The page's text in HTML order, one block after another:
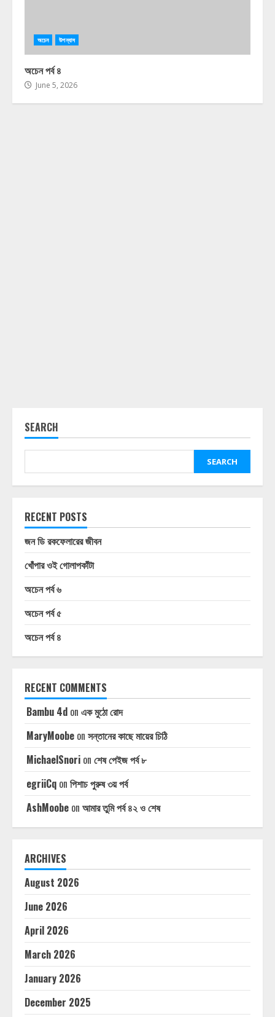
অচেন উপন্যাস
অচেন পর্ব ৪
June 5, 2026
SEARCH
SEARCH
RECENT POSTS
জন ডি রকফেলারের জীবন
খোঁপার ওই গোলাপকাঁটা
অচেন পর্ব ৬
অচেন পর্ব ৫
অচেন পর্ব ৪
RECENT COMMENTS
Bambu 4d on এক মুঠো রোদ
MaryMoobe on সন্তানের কাছে মায়ের চিঠি
MichaelSnori on শেষ পেইজ পর্ব ৮
egriiCq on পিশাচ পুরুষ ৩য় পর্ব
AshMoobe on আমার তুমি পর্ব ৪২ ও শেষ
ARCHIVES
August 2026
June 2026
April 2026
March 2026
January 2026
December 2025